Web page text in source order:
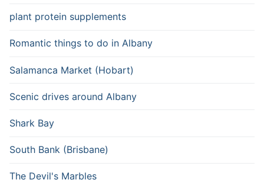
plant protein supplements
Romantic things to do in Albany
Salamanca Market (Hobart)
Scenic drives around Albany
Shark Bay
South Bank (Brisbane)
The Devil's Marbles